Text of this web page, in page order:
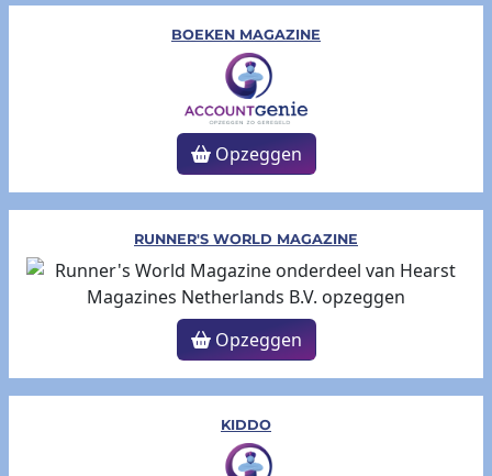
BOEKEN MAGAZINE
Opzeggen
RUNNER'S WORLD MAGAZINE
Opzeggen
KIDDO